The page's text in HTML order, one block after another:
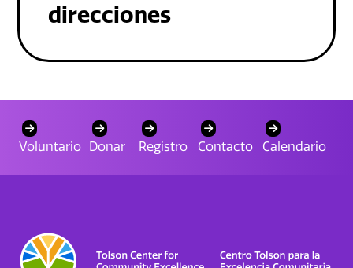
direcciones
Voluntario Donar Registro Contacto Calendario